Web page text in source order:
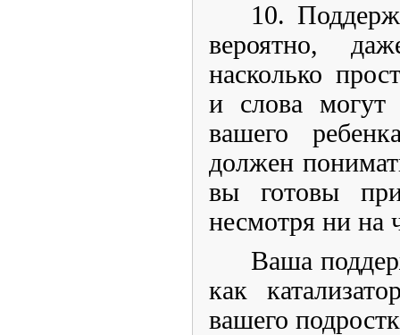
10.
вероятно,
насколько
и слова могут
вашего
должен
вы готовы
несмотря ни на
Ваша
как
вашего